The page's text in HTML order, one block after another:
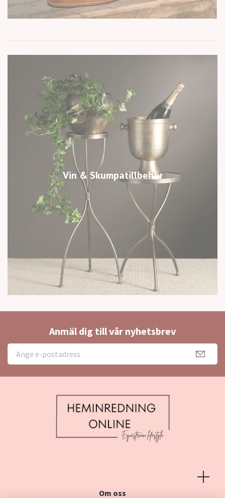
Vin & Skumpatillbehör
Anmäl dig till vår nyhetsbrev
Om oss